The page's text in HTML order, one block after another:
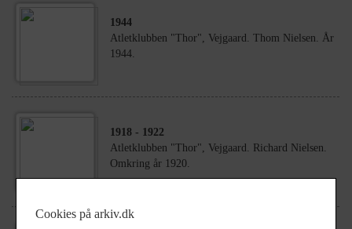
1944
Atletklubben "Thor", Vejgaard. Thom Nielsen. År
1944.
1918 - 1922
Atletklubben "Thor", Vejgaard. Richard Nielsen.
Omkring år 1920.
Cookies på arkiv.dk